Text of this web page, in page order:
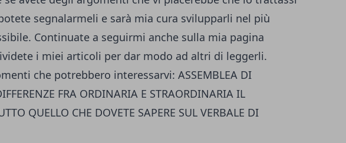
segnalarmeli e sarà mia cura svilupparli nel più
Continuate a seguirmi anche sulla mia pagina
i miei articoli per dar modo ad altri di leggerli.
che potrebbero interessarvi: ASSEMBLEA DI
FRA ORDINARIA E STRAORDINARIA IL
QUELLO CHE DOVETE SAPERE SUL VERBALE DI